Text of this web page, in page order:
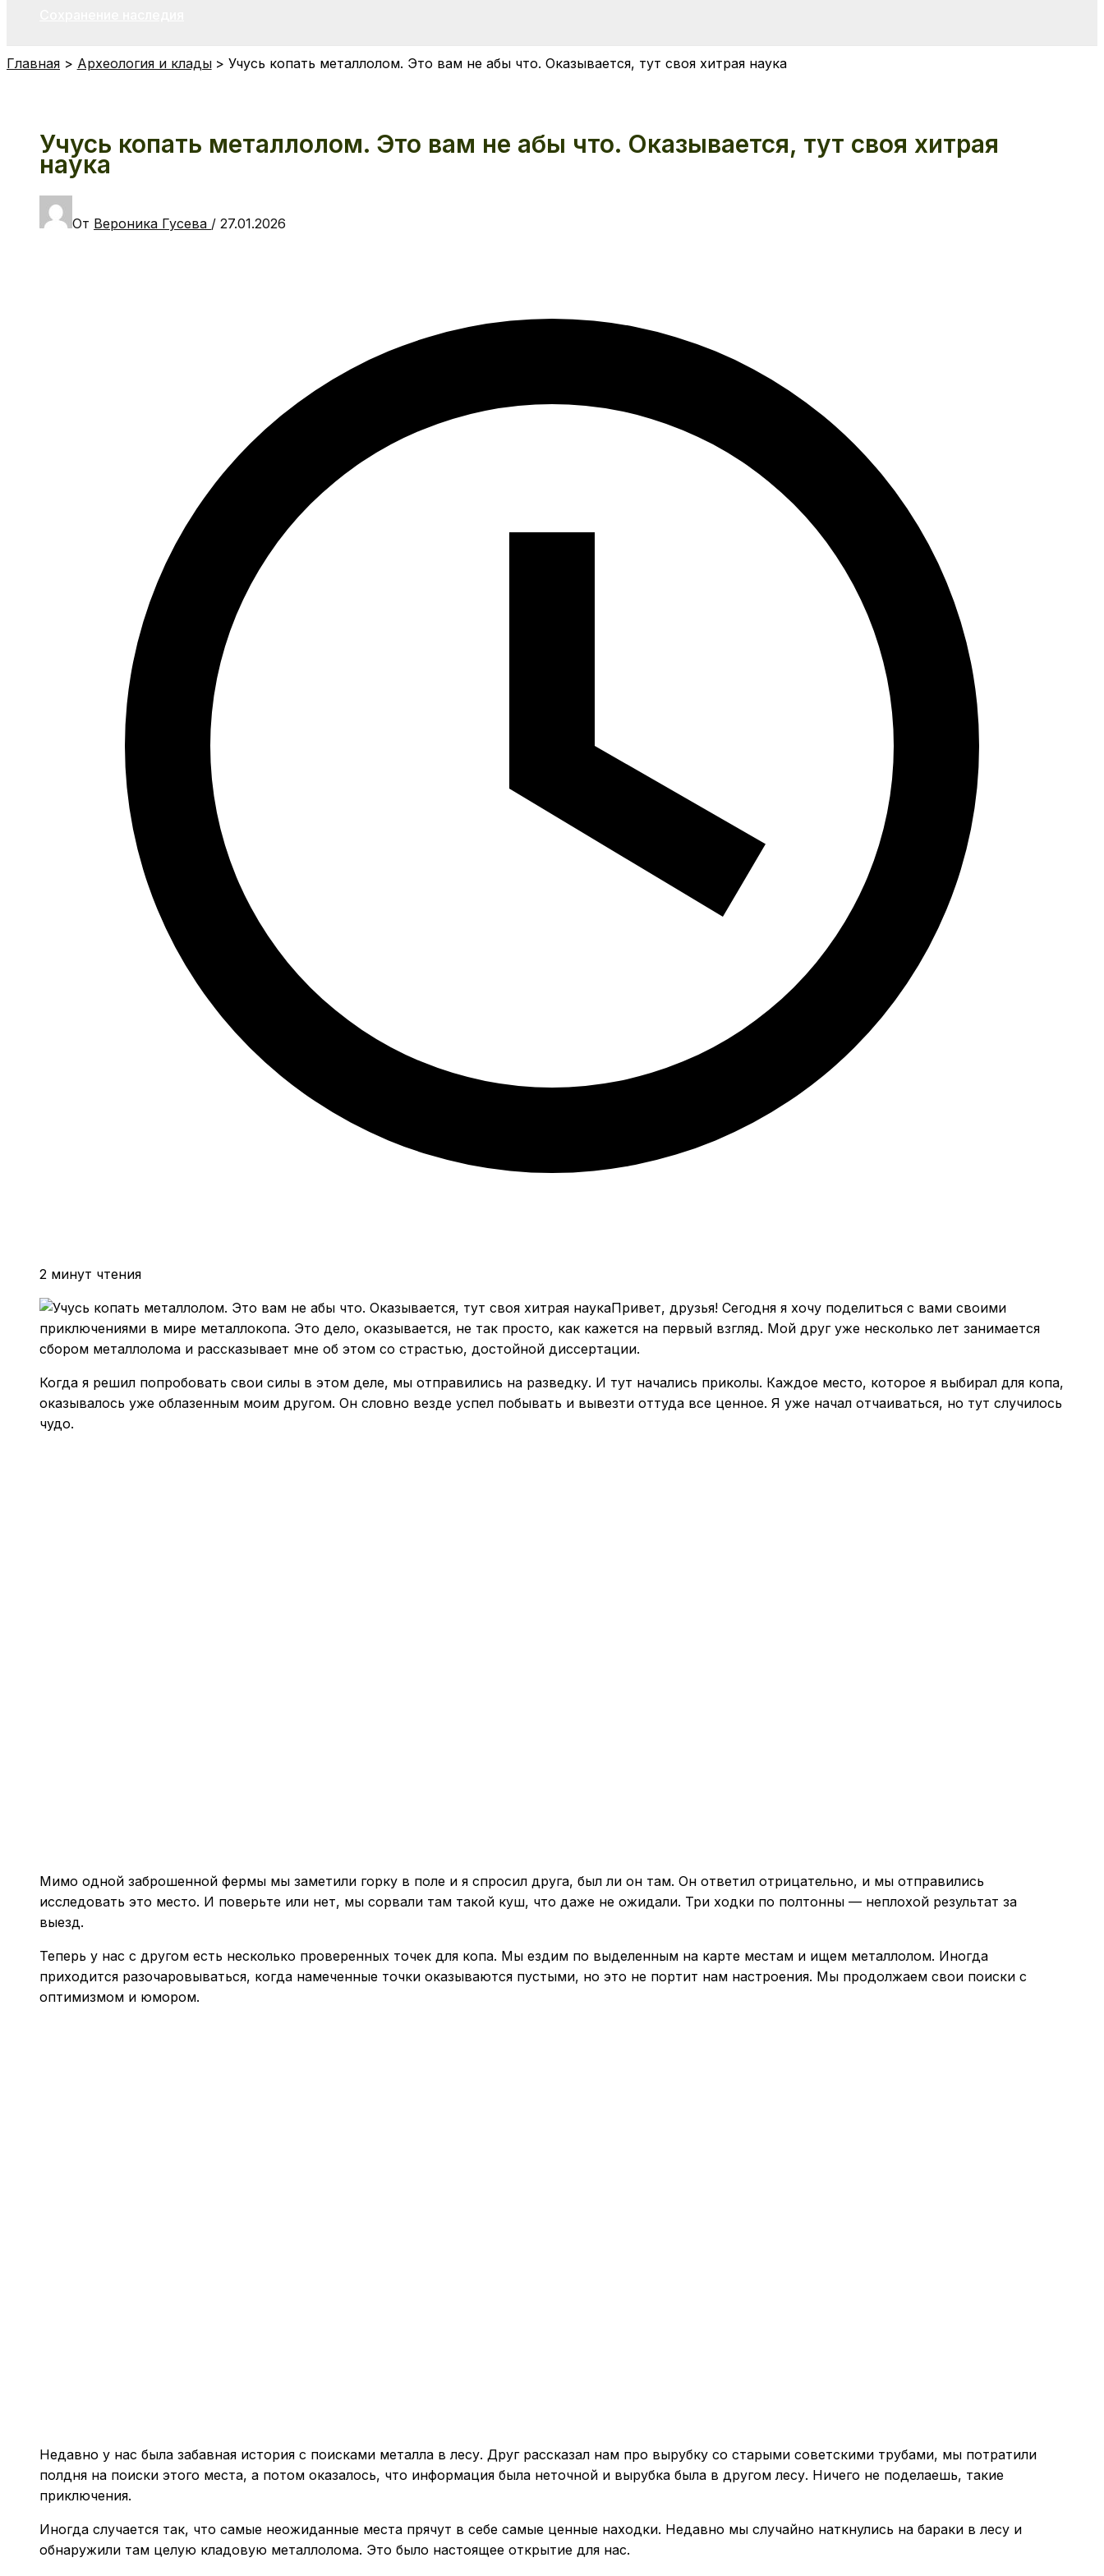
Главная Археология и клады Учусь копать металлолом. Это вам не абы что. Оказывается, тут своя хитрая наука
Учусь копать металлолом. Это вам не абы что. Оказывается, тут своя хитрая
наука
От Вероника Гусева / 27.01.2026
2 минут чтения
Привет, друзья! Сегодня я хочу поделиться с вами своими
приключениями в мире металлокопа. Это дело, оказывается, не так просто, как кажется на первый взгляд. Мой друг уже несколько лет занимается
сбором металлолома и рассказывает мне об этом со страстью, достойной диссертации.
Когда я решил попробовать свои силы в этом деле, мы отправились на разведку. И тут начались приколы. Каждое место, которое я выбирал для копа,
оказывалось уже облазенным моим другом. Он словно везде успел побывать и вывезти оттуда все ценное. Я уже начал отчаиваться, но тут случилось
чудо.
Мимо одной заброшенной фермы мы заметили горку в поле и я спросил друга, был ли он там. Он ответил отрицательно, и мы отправились
исследовать это место. И поверьте или нет, мы сорвали там такой куш, что даже не ожидали. Три ходки по полтонны — неплохой результат за
выезд.
Теперь у нас с другом есть несколько проверенных точек для копа. Мы ездим по выделенным на карте местам и ищем металлолом. Иногда
приходится разочаровываться, когда намеченные точки оказываются пустыми, но это не портит нам настроения. Мы продолжаем свои поиски с
оптимизмом и юмором.
Недавно у нас была забавная история с поисками металла в лесу. Друг рассказал нам про вырубку со старыми советскими трубами, мы потратили
полдня на поиски этого места, а потом оказалось, что информация была неточной и вырубка была в другом лесу. Ничего не поделаешь, такие
приключения.
Иногда случается так, что самые неожиданные места прячут в себе самые ценные находки. Недавно мы случайно наткнулись на бараки в лесу и
обнаружили там целую кладовую металлолома. Это было настоящее открытие для нас.